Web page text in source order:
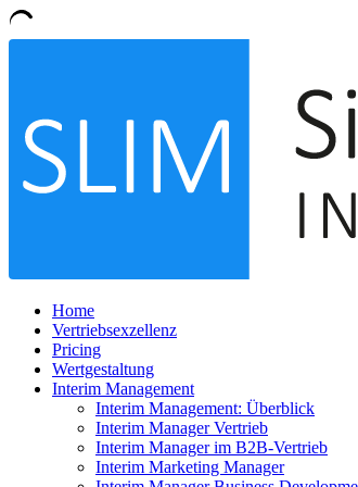
Home
Vertriebsexzellenz
Pricing
Wertgestaltung
Interim Management
Interim Management: Überblick
Interim Manager Vertrieb
Interim Manager im B2B-Vertrieb
Interim Marketing Manager